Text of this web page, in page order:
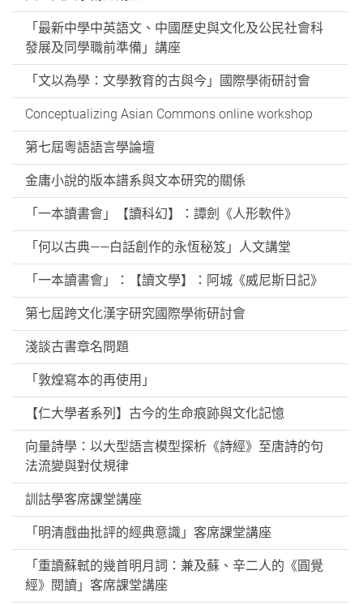
「最新中學中英語文、中國歷史與文化及公民社會科
發展及同學職前準備」講座
「文以為學：文學教育的古與今」國際學術研討會
Conceptualizing Asian Commons online workshop
第七屆粵語語言學論壇
金庸小說的版本譜系與文本研究的關係
「一本讀書會」【讀科幻】：譚劍《人形軟件》
「何以古典——白話創作的永恆秘笈」人文講堂
「一本讀書會」：【讀文學】：阿城《威尼斯日記》
第七屆跨文化漢字研究國際學術研討會
淺談古書章名問題
「敦煌寫本的再使用」
【仁大學者系列】古今的生命痕跡與文化記憶
向量詩學：以大型語言模型探析《詩經》至唐詩的句
法流變與對仗規律
訓詁學客席課堂講座
「明清戲曲批評的經典意識」客席課堂講座
「重讀蘇軾的幾首明月詞：兼及蘇、辛二人的《圓覺
經》閱讀」客席課堂講座